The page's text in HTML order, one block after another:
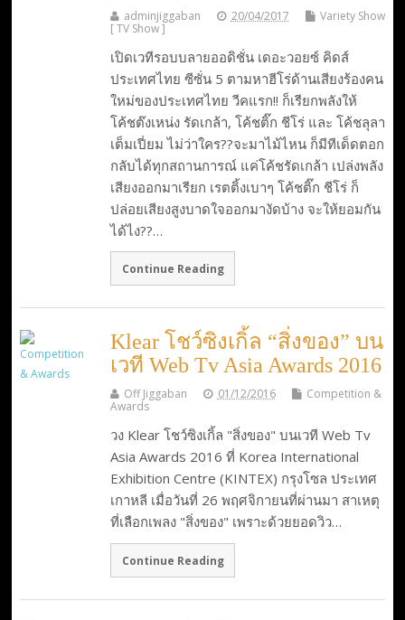
adminjiggaban 20/04/2017
Variety Show
[ TV Show ]
เปิดเวทีรอบบลายออดิชั่น เดอะวอยซ์ คิดส์
ประเทศไทย ซีซั่น 5 ตามหาฮีโร่ด้านเสียงร้องคน
ใหม่ของประเทศไทย วีคแรก!! ก็เรียกพลังให้
โค้ชต๊งเหน่ง รัดเกล้า, โค้ชติ๊ก ชีโร่ และ โค้ชลุลา
เต็มเปี่ยม ไม่ว่าใคร??จะมาไม้ไหน ก็มีทีเด็ดตอก
กลับได้ทุกสถานการณ์ แค่โค้ชรัดเกล้า เปล่งพลัง
เสียงออกมาเรียก เรตติ้งเบาๆ โค้ชติ๊ก ชีโร่ ก็
ปล่อยเสียงสูงบาดใจออกมางัดบ้าง จะให้ยอมกัน
ได้ไง??…
Continue Reading
Klear โชว์ซิงเกิ้ล “สิ่งของ” บน
เวที Web Tv Asia Awards 2016
Off Jiggaban 01/12/2016
Competition &
Awards
วง Klear โชว์ซิงเกิ้ล "สิ่งของ" บนเวที Web Tv
Asia Awards 2016 ที่ Korea International
Exhibition Centre (KINTEX) กรุงโซล ประเทศ
เกาหลี เมื่อวันที่ 26 พฤศจิกายนที่ผ่านมา สาเหตุ
ที่เลือกเพลง "สิ่งของ" เพราะด้วยยอดวิว…
Continue Reading